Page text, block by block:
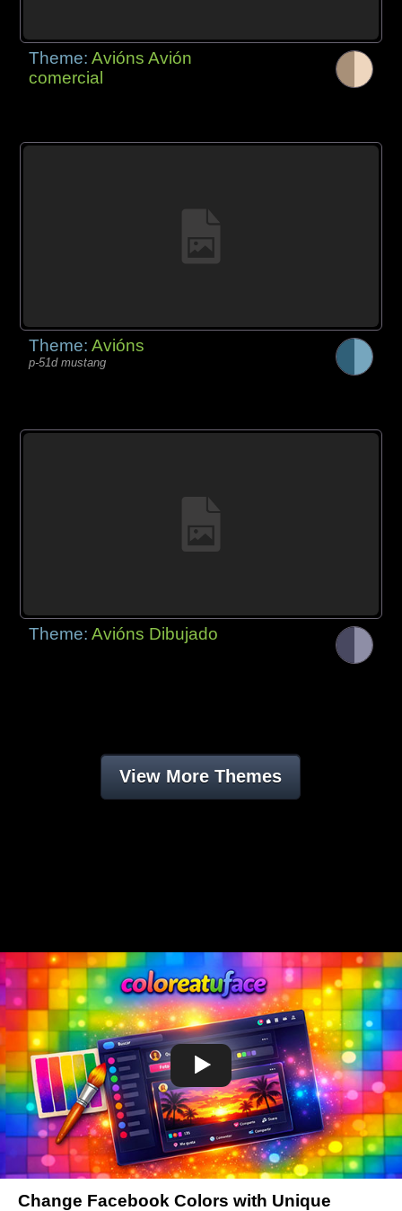
Theme:Avións Avión
comercial
Theme:Avións
p-51d mustang
Theme:Avións Dibujado
View More Themes
Change Facebook Colors with Unique